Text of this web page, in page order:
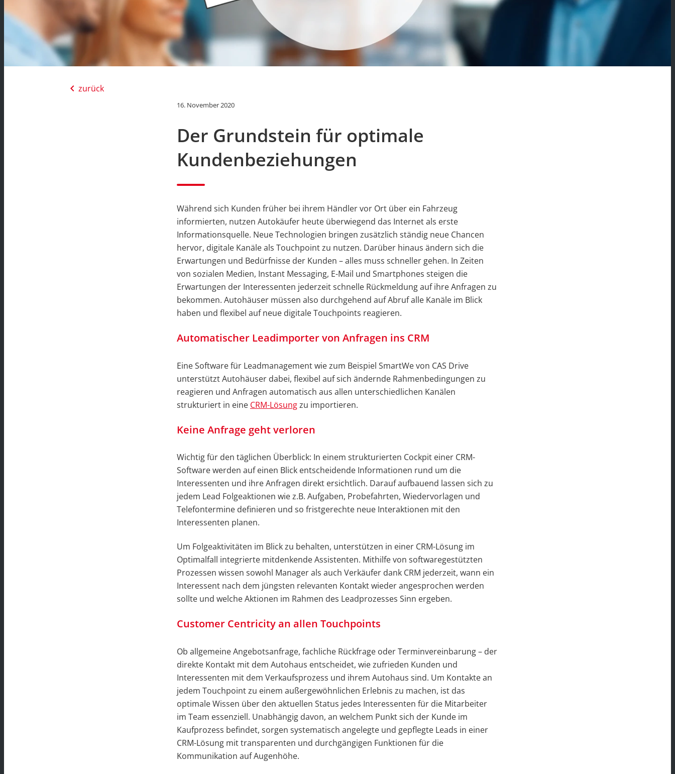
chevron_left zurück
16. November 2020
Der Grundstein für optimale
Kundenbeziehungen
Während sich Kunden früher bei ihrem Händler vor Ort über ein Fahrzeug
informierten, nutzen Autokäufer heute überwiegend das Internet als erste
Informationsquelle. Neue Technologien bringen zusätzlich ständig neue Chancen
hervor, digitale Kanäle als Touchpoint zu nutzen. Darüber hinaus ändern sich die
Erwartungen und Bedürfnisse der Kunden – alles muss schneller gehen. In Zeiten
von sozialen Medien, Instant Messaging, E-Mail und Smartphones steigen die
Erwartungen der Interessenten jederzeit schnelle Rückmeldung auf ihre Anfragen zu
bekommen. Autohäuser müssen also durchgehend auf Abruf alle Kanäle im Blick
haben und flexibel auf neue digitale Touchpoints reagieren.
Automatischer Leadimporter von Anfragen ins CRM
Eine Software für Leadmanagement wie zum Beispiel SmartWe von CAS Drive
unterstützt Autohäuser dabei, flexibel auf sich ändernde Rahmenbedingungen zu
reagieren und Anfragen automatisch aus allen unterschiedlichen Kanälen
strukturiert in eine CRM-Lösungzu importieren.
Keine Anfrage geht verloren
Wichtig für den täglichen Überblick: In einem strukturierten Cockpit einer CRM-
Software werden auf einen Blick entscheidende Informationen rund um die
Interessenten und ihre Anfragen direkt ersichtlich. Darauf aufbauend lassen sich zu
jedem Lead Folgeaktionen wie z.B. Aufgaben, Probefahrten, Wiedervorlagen und
Telefontermine definieren und so fristgerechte neue Interaktionen mit den
Interessenten planen.
Um Folgeaktivitäten im Blick zu behalten, unterstützen in einer CRM-Lösung im
Optimalfall integrierte mitdenkende Assistenten. Mithilfe von softwaregestützten
Prozessen wissen sowohl Manager als auch Verkäufer dank CRM jederzeit, wann ein
Interessent nach dem jüngsten relevanten Kontakt wieder angesprochen werden
sollte und welche Aktionen im Rahmen des Leadprozesses Sinn ergeben.
Customer Centricity an allen Touchpoints
Ob allgemeine Angebotsanfrage, fachliche Rückfrage oder Terminvereinbarung – der
direkte Kontakt mit dem Autohaus entscheidet, wie zufrieden Kunden und
Interessenten mit dem Verkaufsprozess und ihrem Autohaus sind. Um Kontakte an
jedem Touchpoint zu einem außergewöhnlichen Erlebnis zu machen, ist das
optimale Wissen über den aktuellen Status jedes Interessenten für die Mitarbeiter
im Team essenziell. Unabhängig davon, an welchem Punkt sich der Kunde im
Kaufprozess befindet, sorgen systematisch angelegte und gepflegte Leads in einer
CRM-Lösung mit transparenten und durchgängigen Funktionen für die
Kommunikation auf Augenhöhe.